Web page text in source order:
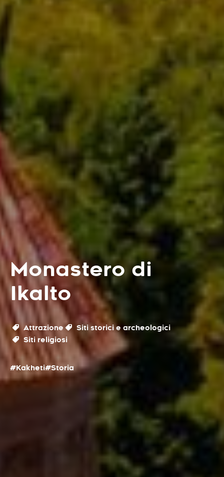
Monastero di
Ikalto
Attrazione
Siti storici e archeologici
Siti religiosi
#Kakheti#Storia